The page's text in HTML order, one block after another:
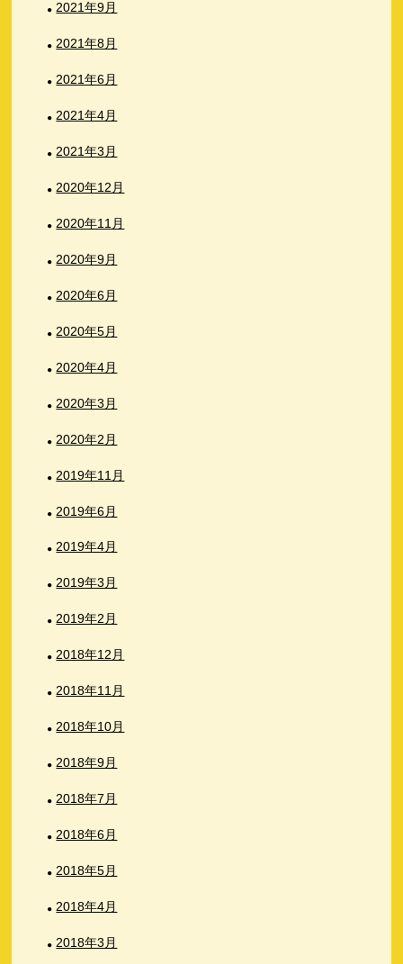
2021年9月
2021年8月
2021年6月
2021年4月
2021年3月
2020年12月
2020年11月
2020年9月
2020年6月
2020年5月
2020年4月
2020年3月
2020年2月
2019年11月
2019年6月
2019年4月
2019年3月
2019年2月
2018年12月
2018年11月
2018年10月
2018年9月
2018年7月
2018年6月
2018年5月
2018年4月
2018年3月